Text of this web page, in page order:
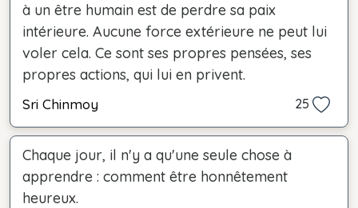
à un être humain est de perdre sa paix
intérieure. Aucune force extérieure ne peut lui
voler cela. Ce sont ses propres pensées, ses
propres actions, qui lui en privent.
Sri Chinmoy 25
Chaque jour, il n'y a qu'une seule chose à
apprendre : comment être honnêtement
heureux.